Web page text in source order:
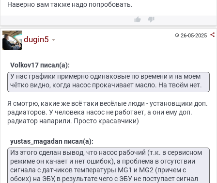
Наверно вам также надо попробовать.
 
26-05-2025 
dugin5
Volkov17 писал(а):
У нас графики примерно одинаковые по времени и на моем
чётко видно, когда насос прокачивает масло. На твоём нет.
Я смотрю, какие же всё таки весёлые люди - установщики доп.
радиаторов. У человека насос не работает, а они ему доп.
радиатор напарили. Просто красавчики)
yustas_magadan писал(а):
Из этого сделан вывод, что насос рабочий (т.к. в сервисном
режиме он качает и нет ошибок), а проблема в отсутствии
сигнала с датчиков температуры MG1 и MG2 (причем с
обоих) на ЭБУ, в результате чего с ЭБУ не поступает сигнал